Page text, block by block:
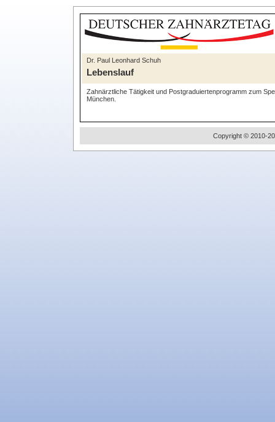
Dr. Paul Leonhard Schuh
Lebenslauf
Zahnärztliche Tätigkeit und Postgraduiertenprogramm zum
München.
Copyright © 2010-